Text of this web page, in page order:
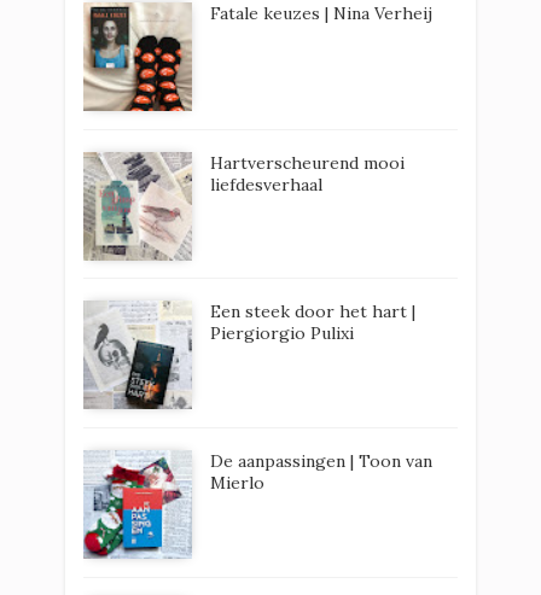
Fatale keuzes | Nina Verheij
Hartverscheurend mooi
liefdesverhaal
Een steek door het hart |
Piergiorgio Pulixi
De aanpassingen | Toon van
Mierlo